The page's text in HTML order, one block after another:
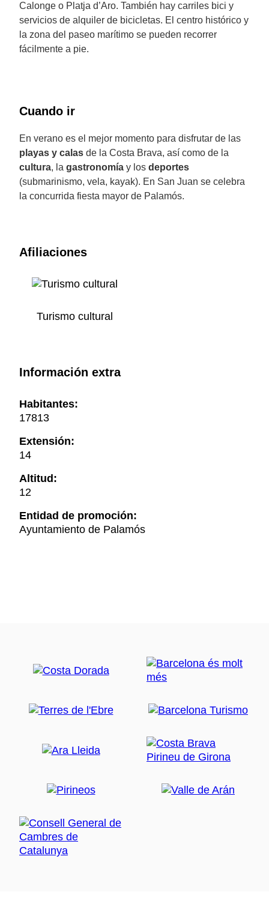
Calonge o Platja d’Aro. También hay carriles bici y
servicios de alquiler de bicicletas. El centro histórico y
la zona del paseo marítimo se pueden recorrer
fácilmente a pie.
Cuando ir
En verano es el mejor momento para disfrutar de las
playas y calas de la Costa Brava, así como de la
cultura, la gastronomía y los deportes
(submarinismo, vela, kayak). En San Juan se celebra
la concurrida fiesta mayor de Palamós.
Afiliaciones
Turismo cultural
Información extra
Habitantes:
17813
Extensión:
14
Altitud:
12
Entidad de promoción:
Ayuntamiento de Palamós